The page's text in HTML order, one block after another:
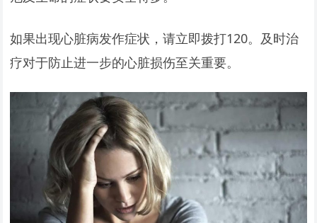
如果出现心脏病发作症状，请立即拨打120。及时治
疗对于防止进一步的心脏损伤至关重要。